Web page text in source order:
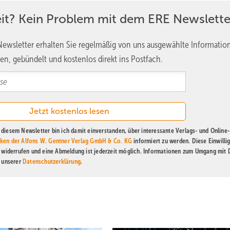
suchen, sind häufig hochspezialisiert, die finden wir nicht so ohne
und entsprechende Anforderungen an Mitarbeitende stellt.
Anforderungen und Bedarfe im schwindenden
eine Stelle neu besetzt, reißt es in der Regel bildhaft eine
von rechts nach links, weil die Geburtenrate bei uns ist, wie
können, um diese Mangelsituation zu managen und bei der
wie meine Mandanten nun prüfen, wie ihre Prozesse zur
stattfinden, wie sie Quereinsteiger einstellen können, wie sie
oder verschärft sie nur den Wettbewerb zwischen den
Kein Problem mit dem ERE
erhalten Sie regelmäßig von uns ausgewählte
gebündelt und kostenlos direkt ins Postfach.
diesem Newsletter bin ich damit einverstanden, über interessante Verlags- und Online-
der Alfons W. Gentner Verlag GmbH & Co. KG informiert zu werden. Diese
und eine Abmeldung ist jederzeit möglich. Informationen zum Umgang mit
Datenschutzerklärung.